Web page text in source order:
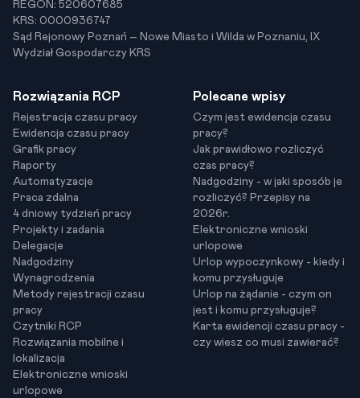
REGON: 520607685
KRS: 0000936747
Sąd Rejonowy Poznań – Nowe Miasto i Wilda w Poznaniu, IX
Wydział Gospodarczy KRS
Rozwiązania RCP
Rejestracja czasu pracy
Ewidencja czasu pracy
Grafik pracy
Raporty
Automatyzacje
Praca zdalna
4 dniowy tydzień pracy
Projekty i zadania
Delegacje
Nadgodziny
Wynagrodzenia
Metody rejestracji czasu
pracy
Czytniki RCP
Rozwiązania mobilne i
lokalizacja
Elektroniczne wnioski
urlopowe
Polecane wpisy
Czym jest ewidencja czasu
pracy?
Jak prawidłowo rozliczyć
czas pracy?
Nadgodziny - w jaki sposób je
rozliczyć? Przepisy na
2026r.
Elektroniczne wnioski
urlopowe
Urlop wypoczynkowy - kiedy i
komu przysługuje
Urlop na żądanie - czym on
jest i komu przysługuje?
Karta ewidencji czasu pracy -
czy wiesz co musi zawierać?